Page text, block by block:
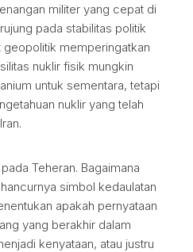
militer yang cepat di
pada stabilitas politik
geopolitik memperingatkan
nuklir fisik mungkin
untuk sementara, tetapi
nuklir yang telah
Teheran. Bagaimana
simbol kedaulatan
apakah pernyataan
yang berakhir dalam
kenyataan, atau justru